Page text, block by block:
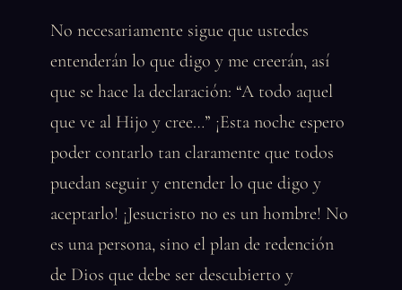
No necesariamente sigue que ustedes
entenderán lo que digo y me creerán, así
que se hace la declaración: “A todo aquel
que ve al Hijo y cree…” ¡Esta noche espero
poder contarlo tan claramente que todos
puedan seguir y entender lo que digo y
aceptarlo! ¡Jesucristo no es un hombre! No
es una persona, sino el plan de redención
de Dios que debe ser descubierto y